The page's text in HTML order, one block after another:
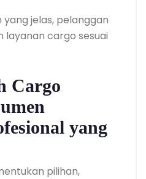
jelas, pelanggan
layanan cargo sesuai
Cargo
yang
pilihan,